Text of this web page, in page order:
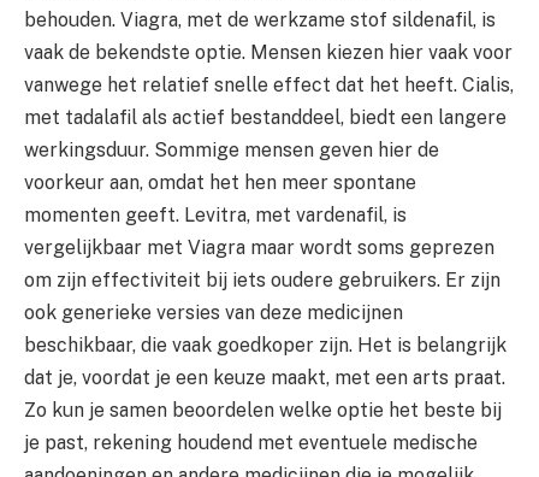
behouden. Viagra, met de werkzame stof sildenafil, is
vaak de bekendste optie. Mensen kiezen hier vaak voor
vanwege het relatief snelle effect dat het heeft. Cialis,
met tadalafil als actief bestanddeel, biedt een langere
werkingsduur. Sommige mensen geven hier de
voorkeur aan, omdat het hen meer spontane
momenten geeft. Levitra, met vardenafil, is
vergelijkbaar met Viagra maar wordt soms geprezen
om zijn effectiviteit bij iets oudere gebruikers. Er zijn
ook generieke versies van deze medicijnen
beschikbaar, die vaak goedkoper zijn. Het is belangrijk
dat je, voordat je een keuze maakt, met een arts praat.
Zo kun je samen beoordelen welke optie het beste bij
je past, rekening houdend met eventuele medische